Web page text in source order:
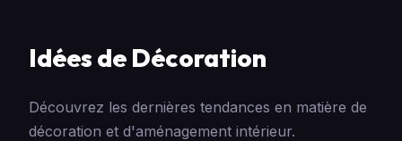
Idées de Décoration
Découvrez les dernières tendances en matière de
décoration et d'aménagement intérieur.